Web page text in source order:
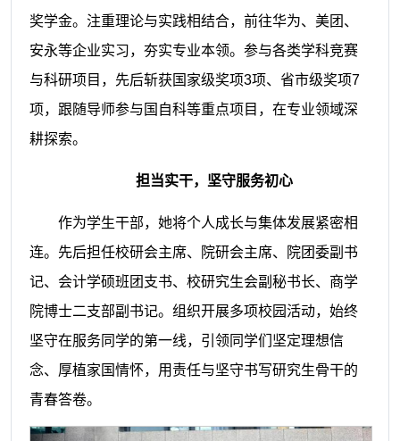
奖学金。注重理论与实践相结合，前往华为、美团、
安永等企业实习，夯实专业本领。参与各类学科竞赛
与科研项目，先后斩获国家级奖项3项、省市级奖项7
项，跟随导师参与国自科等重点项目，在专业领域深
耕探索。
担当实干，坚守服务初心
作为学生干部，她将个人成长与集体发展紧密相
连。先后担任校研会主席、院研会主席、院团委副书
记、会计学硕班团支书、校研究生会副秘书长、商学
院博士二支部副书记。组织开展多项校园活动，始终
坚守在服务同学的第一线，引领同学们坚定理想信
念、厚植家国情怀，用责任与坚守书写研究生骨干的
青春答卷。